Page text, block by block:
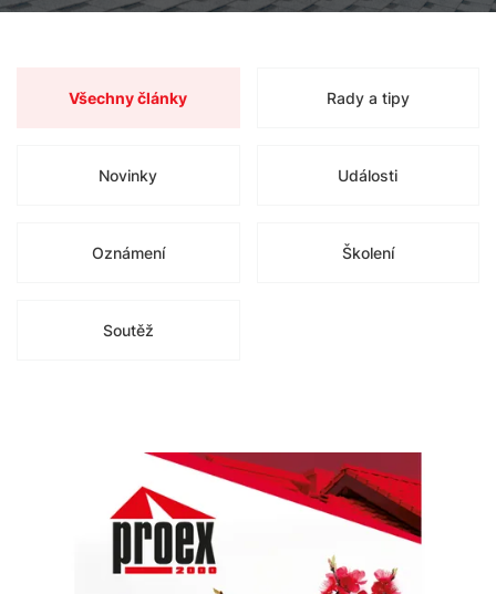
Všechny články Rady a tipy
Novinky Události
Oznámení Školení
Soutěž